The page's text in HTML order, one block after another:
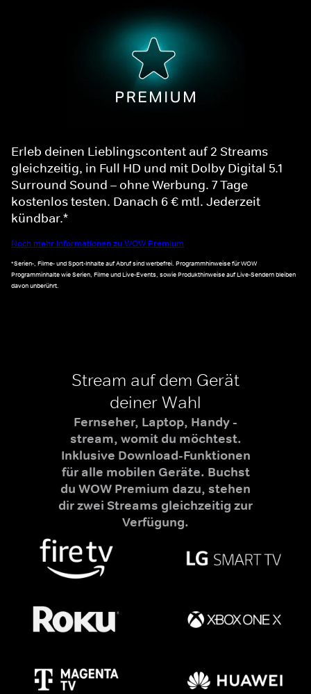
Erleb deinen Lieblingscontent auf 2 Streams
gleichzeitig, in Full HD und mit Dolby Digital 5.1
Surround Sound – ohne Werbung. 7 Tage
kostenlos testen. Danach 6 € mtl. Jederzeit
kündbar.*
Noch mehr Informationen zu WOW Premium
*Serien-, Filme- und Sport-Inhalte auf Abruf sind werbefrei. Programmhinweise für WOW
Programminhalte wie Serien, Filme und Live-Events, sowie Produkthinweise auf Live-Sendern bleiben
davon unberührt.
Stream auf dem Gerät
deiner Wahl
Fernseher, Laptop, Handy -
stream, womit du möchtest.
Inklusive Download-Funktionen
für alle mobilen Geräte. Buchst
du WOW Premium dazu, stehen
dir zwei Streams gleichzeitig zur
Verfügung.